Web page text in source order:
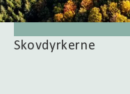
Skovdyrkerne